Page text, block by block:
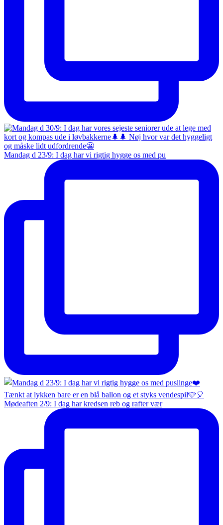
Mandag d 23/9: I dag har vi rigtig hygge os med pu
Mødeaften 2/9: I dag har kredsen reb og rafter vær